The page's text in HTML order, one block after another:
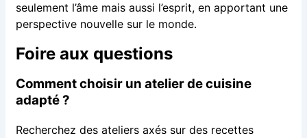
seulement l’âme mais aussi l’esprit, en apportant une
perspective nouvelle sur le monde.
Foire aux questions
Comment choisir un atelier de cuisine
adapté ?
Recherchez des ateliers axés sur des recettes